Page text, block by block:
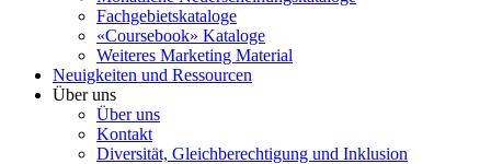
Fachgebietskataloge
«Coursebook» Kataloge
Weiteres Marketing Material
Neuigkeiten und Ressourcen
Über uns
Über uns
Kontakt
Diversität, Gleichberechtigung und Inklusion